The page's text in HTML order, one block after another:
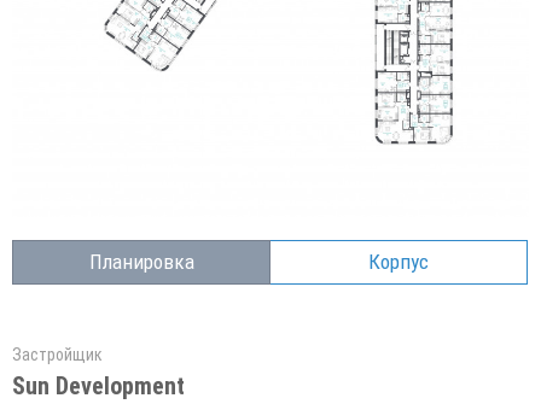
Планировка Корпус
Застройщик
Sun Development